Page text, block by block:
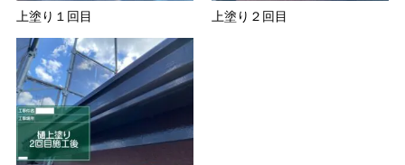
上塗り１回目 上塗り２回目